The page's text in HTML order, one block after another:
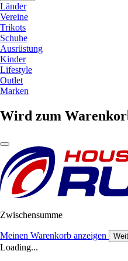
Länder
Vereine
Trikots
Schuhe
Ausrüstung
Kinder
Lifestyle
Outlet
Marken
Wird zum
Zwischensumme
Meinen Warenkorb anzeigen
Loading...